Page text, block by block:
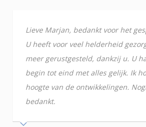
Lieve Marjan, bedankt voor het
U heeft voor veel helderheid
meer gerustgesteld, dankzij u. U
begin tot eind met alles gelijk. Ik
hoogte van de ontwikkelingen.
bedankt.